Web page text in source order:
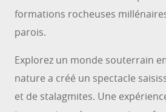
formations rocheuses
parois.
Explorez un monde souterrain
nature a créé un spectacle
et de stalagmites. Une